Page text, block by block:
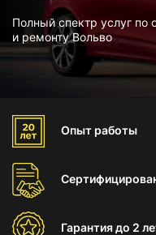
Полный спектр услуг по
и ремонту Вольво
Опыт работы
Гарантиядо 2